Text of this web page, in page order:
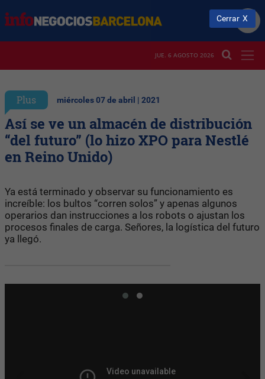
JUE. 6 AGOSTO 2026
Plus miércoles 07 de abril | 2021
Así se ve un almacén de distribución
“del futuro” (lo hizo XPO para Nestlé
en Reino Unido)
Ya está terminado y observar su funcionamiento es
increíble: los bultos “corren solos” y apenas algunos
operarios dan instrucciones a los robots o ajustan los
procesos finales de carga. Señores, la logística del futuro
ya llegó.
Cerrar